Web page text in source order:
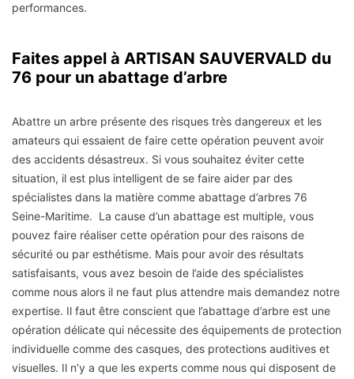
performances.
Faites appel à ARTISAN SAUVERVALD du
76 pour un abattage d’arbre
Abattre un arbre présente des risques très dangereux et les
amateurs qui essaient de faire cette opération peuvent avoir
des accidents désastreux. Si vous souhaitez éviter cette
situation, il est plus intelligent de se faire aider par des
spécialistes dans la matière comme abattage d’arbres 76
Seine-Maritime. La cause d’un abattage est multiple, vous
pouvez faire réaliser cette opération pour des raisons de
sécurité ou par esthétisme. Mais pour avoir des résultats
satisfaisants, vous avez besoin de l’aide des spécialistes
comme nous alors il ne faut plus attendre mais demandez notre
expertise. Il faut être conscient que l’abattage d’arbre est une
opération délicate qui nécessite des équipements de protection
individuelle comme des casques, des protections auditives et
visuelles. Il n’y a que les experts comme nous qui disposent de